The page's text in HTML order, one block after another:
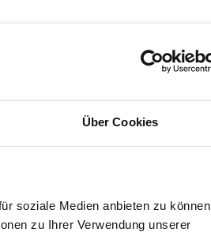
Über Cookies
soziale Medien anbieten zu können
zu Ihrer Verwendung unserer
wenn sie
spätestens
sein.